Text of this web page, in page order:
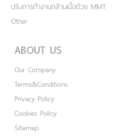
ปรับการทำงานกล้ามเนื้อด้วย MMT
Other
ABOUT US
Our Company
Terms&Conditions
Privacy Policy
Cookies Policy
Sitemap